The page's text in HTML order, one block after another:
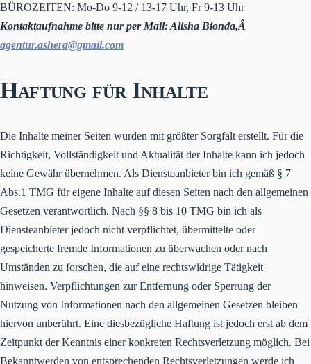
BÜROZEITEN: Mo-Do 9-12 / 13-17 Uhr, Fr 9-13 Uhr
Kontaktaufnahme bitte nur per Mail: Alisha Bionda,Â
agentur.ashera@gmail.com
Haftung für Inhalte
Die Inhalte meiner Seiten wurden mit größter Sorgfalt erstellt. Für die
Richtigkeit, Vollständigkeit und Aktualität der Inhalte kann ich jedoch
keine Gewähr übernehmen. Als Diensteanbieter bin ich gemäß § 7
Abs.1 TMG für eigene Inhalte auf diesen Seiten nach den allgemeinen
Gesetzen verantwortlich. Nach §§ 8 bis 10 TMG bin ich als
Diensteanbieter jedoch nicht verpflichtet, übermittelte oder
gespeicherte fremde Informationen zu überwachen oder nach
Umständen zu forschen, die auf eine rechtswidrige Tätigkeit
hinweisen. Verpflichtungen zur Entfernung oder Sperrung der
Nutzung von Informationen nach den allgemeinen Gesetzen bleiben
hiervon unberührt. Eine diesbezügliche Haftung ist jedoch erst ab dem
Zeitpunkt der Kenntnis einer konkreten Rechtsverletzung möglich. Bei
Bekanntwerden von entsprechenden Rechtsverletzungen werde ich